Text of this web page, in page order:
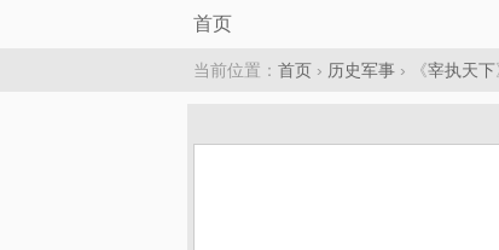
首页
当前位置： 首页 › 历史军事 › 《宰执天下